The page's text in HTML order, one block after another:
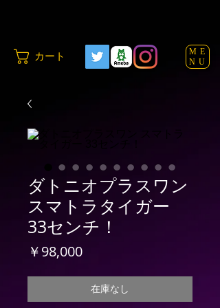
カート
ME
NU
ダトニオプラスワン
スマトラタイガー
33センチ！
￥98,000価
在庫なし